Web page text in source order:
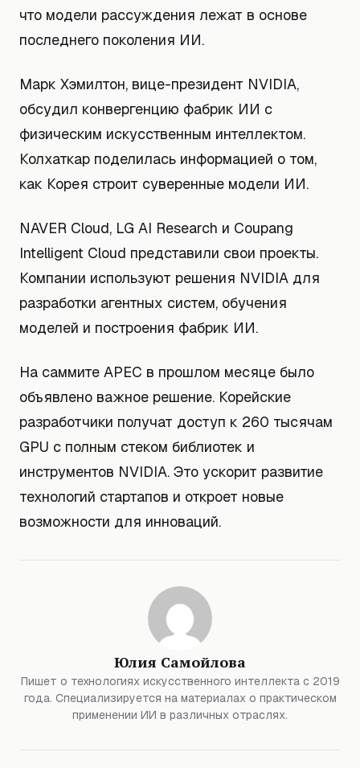
что модели рассуждения лежат в основе
последнего поколения ИИ.
Марк Хэмилтон, вице-президент NVIDIA,
обсудил конвергенцию фабрик ИИ с
физическим искусственным интеллектом.
Колхаткар поделилась информацией о том,
как Корея строит суверенные модели ИИ.
NAVER Cloud, LG AI Research и Coupang
Intelligent Cloud представили свои проекты.
Компании используют решения NVIDIA для
разработки агентных систем, обучения
моделей и построения фабрик ИИ.
На саммите APEC в прошлом месяце было
объявлено важное решение. Корейские
разработчики получат доступ к 260 тысячам
GPU с полным стеком библиотек и
инструментов NVIDIA. Это ускорит развитие
технологий стартапов и откроет новые
возможности для инноваций.
Юлия Самойлова
Пишет о технологиях искусственного интеллекта с 2019
года. Специализируется на материалах о практическом
применении ИИ в различных отраслях.